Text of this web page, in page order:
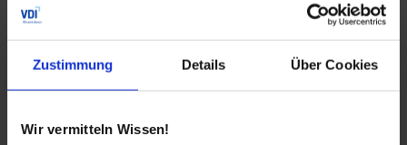
Zustimmung Details Über Cookies
Wir vermitteln Wissen!
Kesselauslegung – Beispielrechnung mit Power Plant
Simulator & Designer
PowerPlantSimulator & Designer